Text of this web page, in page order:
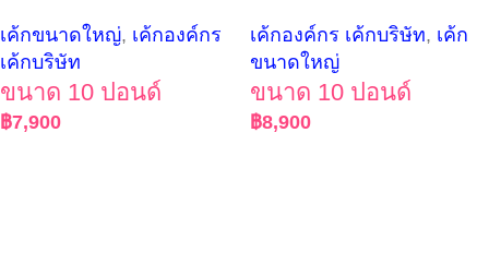
เค้กขนาดใหญ่, เค้กองค์กร
เค้กบริษัท
ขนาด 10 ปอนด์
฿7,900
เค้กองค์กร เค้กบริษัท, เค้ก
ขนาดใหญ่
ขนาด 10 ปอนด์
฿8,900